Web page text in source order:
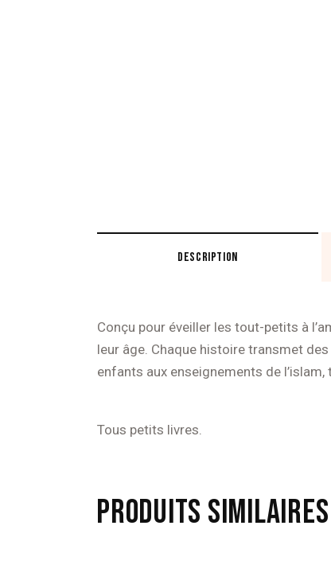
DESCRIPTION
Conçu pour éveiller les tout-petits à
leur âge. Chaque histoire transmet
enfants aux enseignements de
Tous petits livres.
PRODUITS SIMILAIRES